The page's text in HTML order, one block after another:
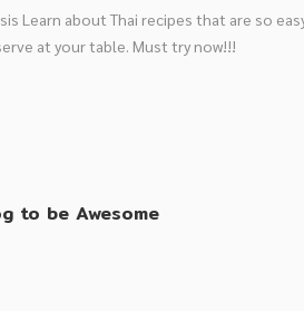
Learn about Thai recipes that are so
at your table. Must try now!!!
to be Awesome